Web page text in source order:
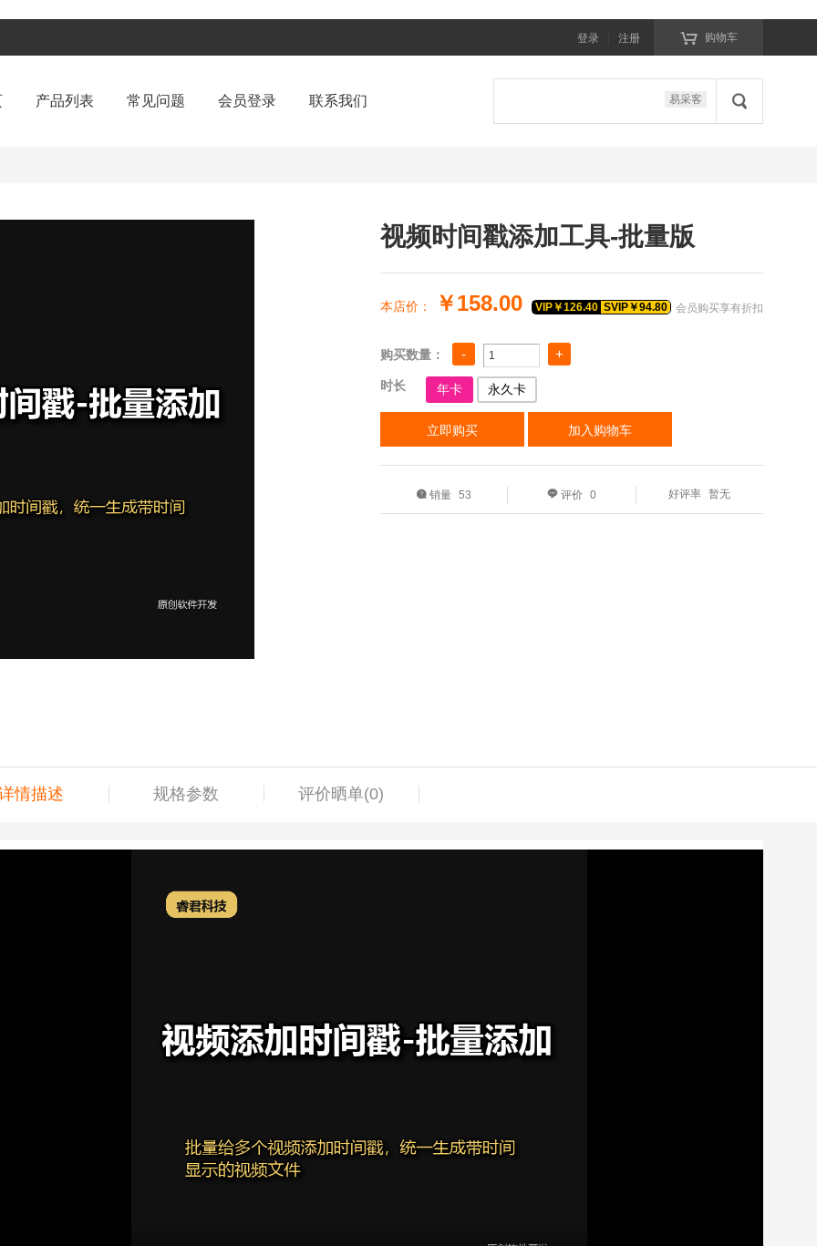
 购物车
登录 注册
产品列表 常见问题 会员登录 联系我们 
易采客
视频时间戳添加工具-批量版
本店价： ￥158.00 VIP￥126.40 SVIP￥94.80 会员购买享有折扣
购买数量：
时长 年卡 永久卡
加入购物车
 销量 53 评价 0 好评率 暂无
情描述 规格参数 评价晒单(0)